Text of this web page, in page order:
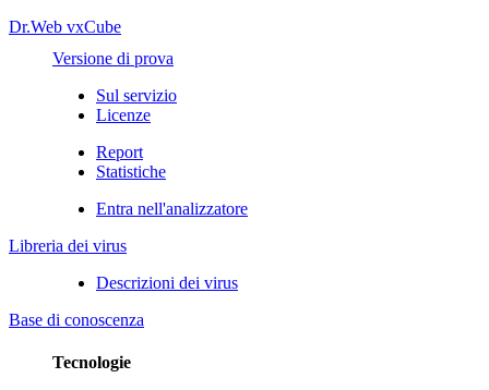
Dr.Web vxCube
Versione di prova
Sul servizio
Licenze
Report
Statistiche
Entra nell'analizzatore
Libreria dei virus
Descrizioni dei virus
Base di conoscenza
Tecnologie